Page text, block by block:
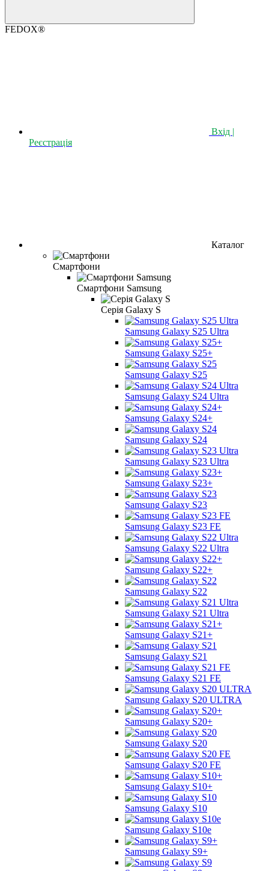
FEDOX®
Вхід |
Реєстрація
Каталог
Смартфони
Смартфони Samsung
Серія Galaxy S
Samsung Galaxy S25 Ultra
Samsung Galaxy S25+
Samsung Galaxy S25
Samsung Galaxy S24 Ultra
Samsung Galaxy S24+
Samsung Galaxy S24
Samsung Galaxy S23 Ultra
Samsung Galaxy S23+
Samsung Galaxy S23
Samsung Galaxy S23 FE
Samsung Galaxy S22 Ultra
Samsung Galaxy S22+
Samsung Galaxy S22
Samsung Galaxy S21 Ultra
Samsung Galaxy S21+
Samsung Galaxy S21
Samsung Galaxy S21 FE
Samsung Galaxy S20 ULTRA
Samsung Galaxy S20+
Samsung Galaxy S20
Samsung Galaxy S20 FE
Samsung Galaxy S10+
Samsung Galaxy S10
Samsung Galaxy S10e
Samsung Galaxy S9+